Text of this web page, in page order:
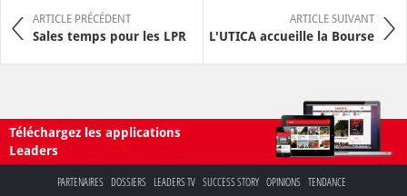
ARTICLE PRÉCÉDENT
Sales temps pour les LPR
ARTICLE SUIVANT
L'UTICA accueille la Bourse
Téléchargez les applications
Leaders
PARTENAIRES DOSSIERS LEADERS TV SUCCESS STORY OPINIONS TENDANCE